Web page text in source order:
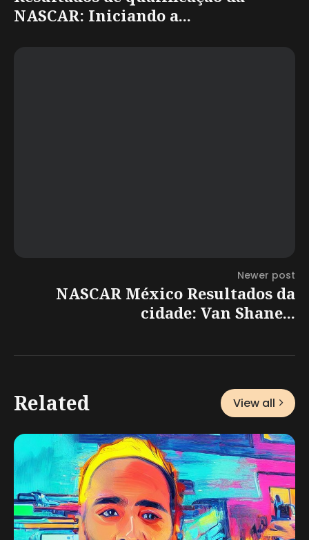
NASCAR: Iniciando a...
Newer post
NASCAR México Resultados da
cidade: Van Shane...
Related View all